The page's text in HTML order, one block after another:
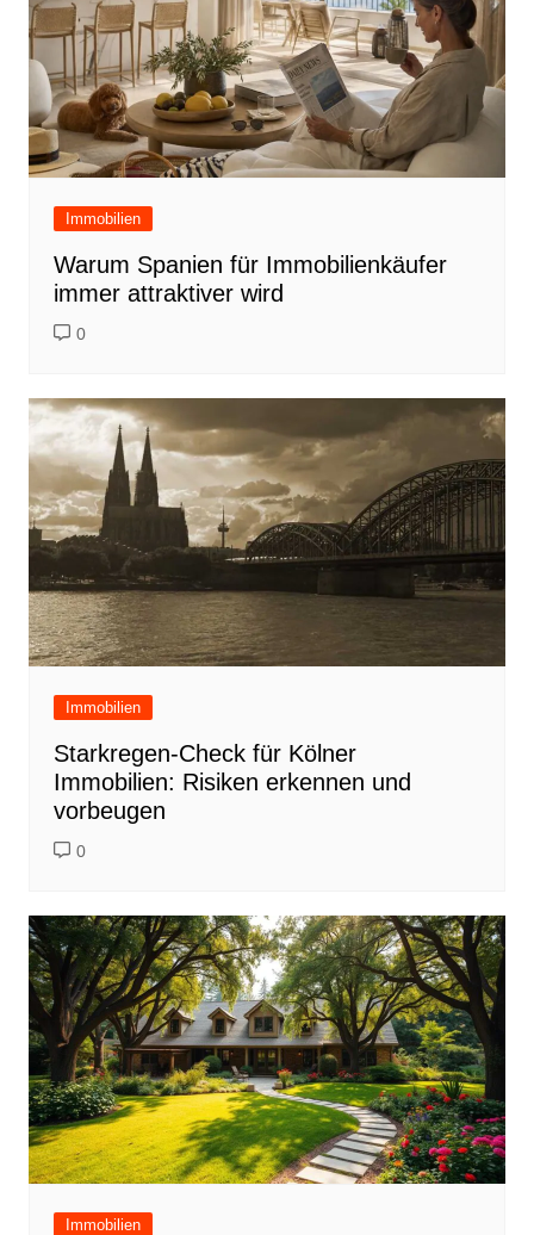
Immobilien
Warum Spanien für Immobilienkäufer
immer attraktiver wird
0
Immobilien
Starkregen-Check für Kölner
Immobilien: Risiken erkennen und
vorbeugen
0
Immobilien